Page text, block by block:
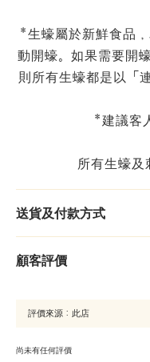
*生蠔屬於新鮮食品
動開蠔。如果需要開
則所有生蠔都是以「
*建議客
所有生蠔及
送貨及付款方式
顧客評價
尚未有任何評價